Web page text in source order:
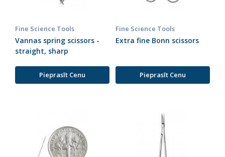
Fine Science Tools
Vannas spring scissors -
straight, sharp
Pieprasīt Cenu
Fine Science Tools
Extra fine Bonn scissors
Pieprasīt Cenu